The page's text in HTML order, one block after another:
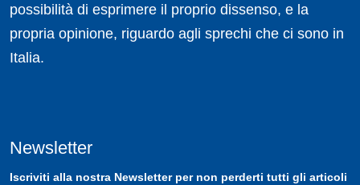
possibilità di esprimere il proprio dissenso, e la
propria opinione, riguardo agli sprechi che ci sono in
Italia.
Newsletter
Iscriviti alla nostra Newsletterper non perderti tutti gli articoli